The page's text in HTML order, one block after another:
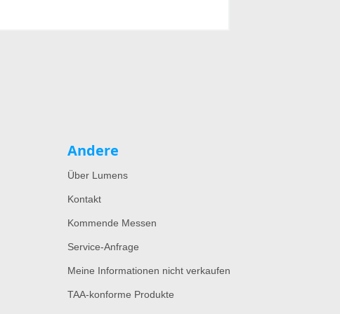
Andere
Über Lumens
Kontakt
Kommende Messen
Service-Anfrage
Meine Informationen nicht verkaufen
TAA-konforme Produkte